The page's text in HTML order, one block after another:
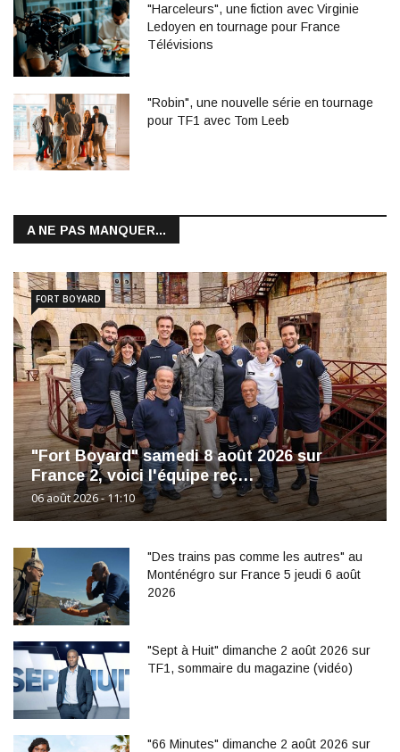
"Harceleurs", une fiction avec Virginie
Ledoyen en tournage pour France
Télévisions
"Robin", une nouvelle série en tournage
pour TF1 avec Tom Leeb
A NE PAS MANQUER...
"Fort Boyard" samedi 8 août 2026 sur
France 2, voici l'équipe reç…
06 août 2026 - 11:10
FORT BOYARD
"Des trains pas comme les autres" au
Monténégro sur France 5 jeudi 6 août
2026
"Sept à Huit" dimanche 2 août 2026 sur
TF1, sommaire du magazine (vidéo)
"66 Minutes" dimanche 2 août 2026 sur